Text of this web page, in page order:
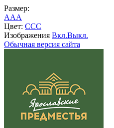
Размер:
AAA
Цвет: CCC
Изображения Вкл.Выкл.
Обычная версия сайта